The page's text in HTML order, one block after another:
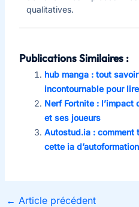
qualitatives.
Publications Similaires :
hub manga : tout
incontournable pour
Nerf Fortnite :
et ses joueurs
Autostud.ia : comment
cette ia d’autoformation
← Article précédent